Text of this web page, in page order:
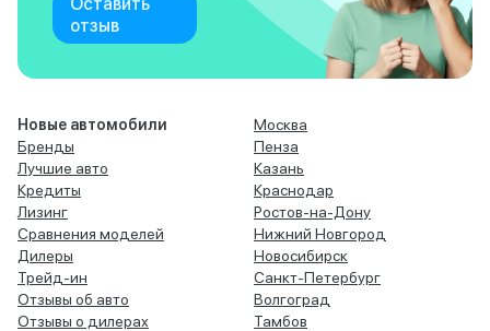
отзыв
Новые автомобили
Бренды
Лучшие авто
Кредиты
Лизинг
Сравнения моделей
Дилеры
Трейд-ин
Отзывы об авто
Отзывы о дилерах
Москва
Пенза
Казань
Краснодар
Ростов-на-Дону
Нижний Новгород
Новосибирск
Санкт-Петербург
Волгоград
Тамбов